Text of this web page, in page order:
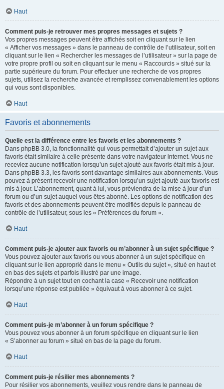
Haut
Comment puis-je retrouver mes propres messages et sujets ?
Vos propres messages peuvent être affichés soit en cliquant sur le lien
« Afficher vos messages » dans le panneau de contrôle de l’utilisateur, soit en
cliquant sur le lien « Rechercher les messages de l’utilisateur » sur la page de
votre propre profil ou soit en cliquant sur le menu « Raccourcis » situé sur la
partie supérieure du forum. Pour effectuer une recherche de vos propres
sujets, utilisez la recherche avancée et remplissez convenablement les options
qui vous sont disponibles.
Haut
Favoris et abonnements
Quelle est la différence entre les favoris et les abonnements ?
Dans phpBB 3.0, la fonctionnalité qui vous permettait d’ajouter un sujet aux
favoris était similaire à celle présente dans votre navigateur internet. Vous ne
receviez aucune notification lorsqu’un sujet ajouté aux favoris était mis à jour.
Dans phpBB 3.3, les favoris sont davantage similaires aux abonnements. Vous
pouvez à présent recevoir une notification lorsqu’un sujet ajouté aux favoris est
mis à jour. L’abonnement, quant à lui, vous préviendra de la mise à jour d’un
forum ou d’un sujet auquel vous êtes abonné. Les options de notification des
favoris et des abonnements peuvent être modifiés depuis le panneau de
contrôle de l’utilisateur, sous les « Préférences du forum ».
Haut
Comment puis-je ajouter aux favoris ou m’abonner à un sujet spécifique ?
Vous pouvez ajouter aux favoris ou vous abonner à un sujet spécifique en
cliquant sur le lien approprié dans le menu « Outils du sujet », situé en haut et
en bas des sujets et parfois illustré par une image.
Répondre à un sujet tout en cochant la case « Recevoir une notification
lorsqu’une réponse est publiée » équivaut à vous abonner à ce sujet.
Haut
Comment puis-je m’abonner à un forum spécifique ?
Vous pouvez vous abonner à un forum spécifique en cliquant sur le lien
« S’abonner au forum » situé en bas de la page du forum.
Haut
Comment puis-je résilier mes abonnements ?
Pour résilier vos abonnements, veuillez vous rendre dans le panneau de